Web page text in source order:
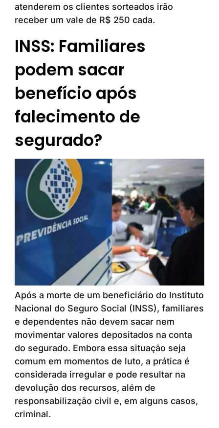
atenderem os clientes sorteados irão
receber um vale de R$ 250 cada.
INSS: Familiares
podem sacar
benefício após
falecimento de
segurado?
Após a morte de um beneficiário do Instituto
Nacional do Seguro Social (INSS), familiares
e dependentes não devem sacar nem
movimentar valores depositados na conta
do segurado. Embora essa situação seja
comum em momentos de luto, a prática é
considerada irregular e pode resultar na
devolução dos recursos, além de
responsabilização civil e, em alguns casos,
criminal.